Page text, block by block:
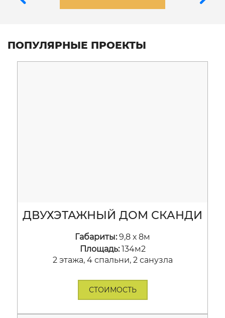
ПОПУЛЯРНЫЕ ПРОЕКТЫ
ДВУХЭТАЖНЫЙ ДОМ СКАНДИ
Габариты:9,8 х 8м
Площадь:134м2
2 этажа, 4 спальни, 2 санузла
СТОИМОСТЬ